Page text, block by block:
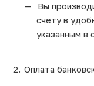
Вы
счету в
указанным в
Оплата